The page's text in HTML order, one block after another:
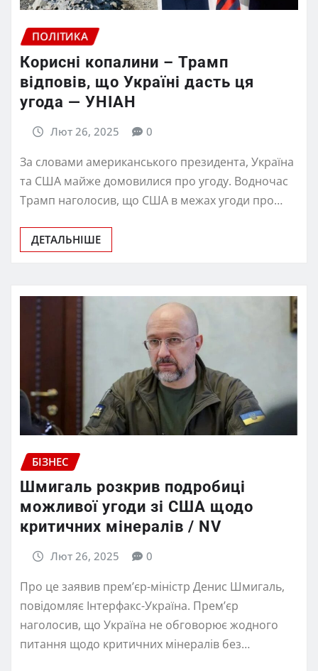
ПОЛІТИКА
Корисні копалини – Трамп
відповів, що Україні дасть ця
угода — УНІАН
Лют 26, 2025 0
За словами американського президента, Україна
та США майже домовилися про угоду. Водночас
Трамп наголосив, що США в межах угоди про…
ДЕТАЛЬНІШЕ
БІЗНЕС
Шмигаль розкрив подробиці
можливої угоди зі США щодо
критичних мінералів / NV
Лют 26, 2025 0
Про це заявив прем’єр-міністр Денис Шмигаль,
повідомляє Інтерфакс-Україна. Прем’єр
наголосив, що Україна не обговорює жодного
питання щодо критичних мінералів без…